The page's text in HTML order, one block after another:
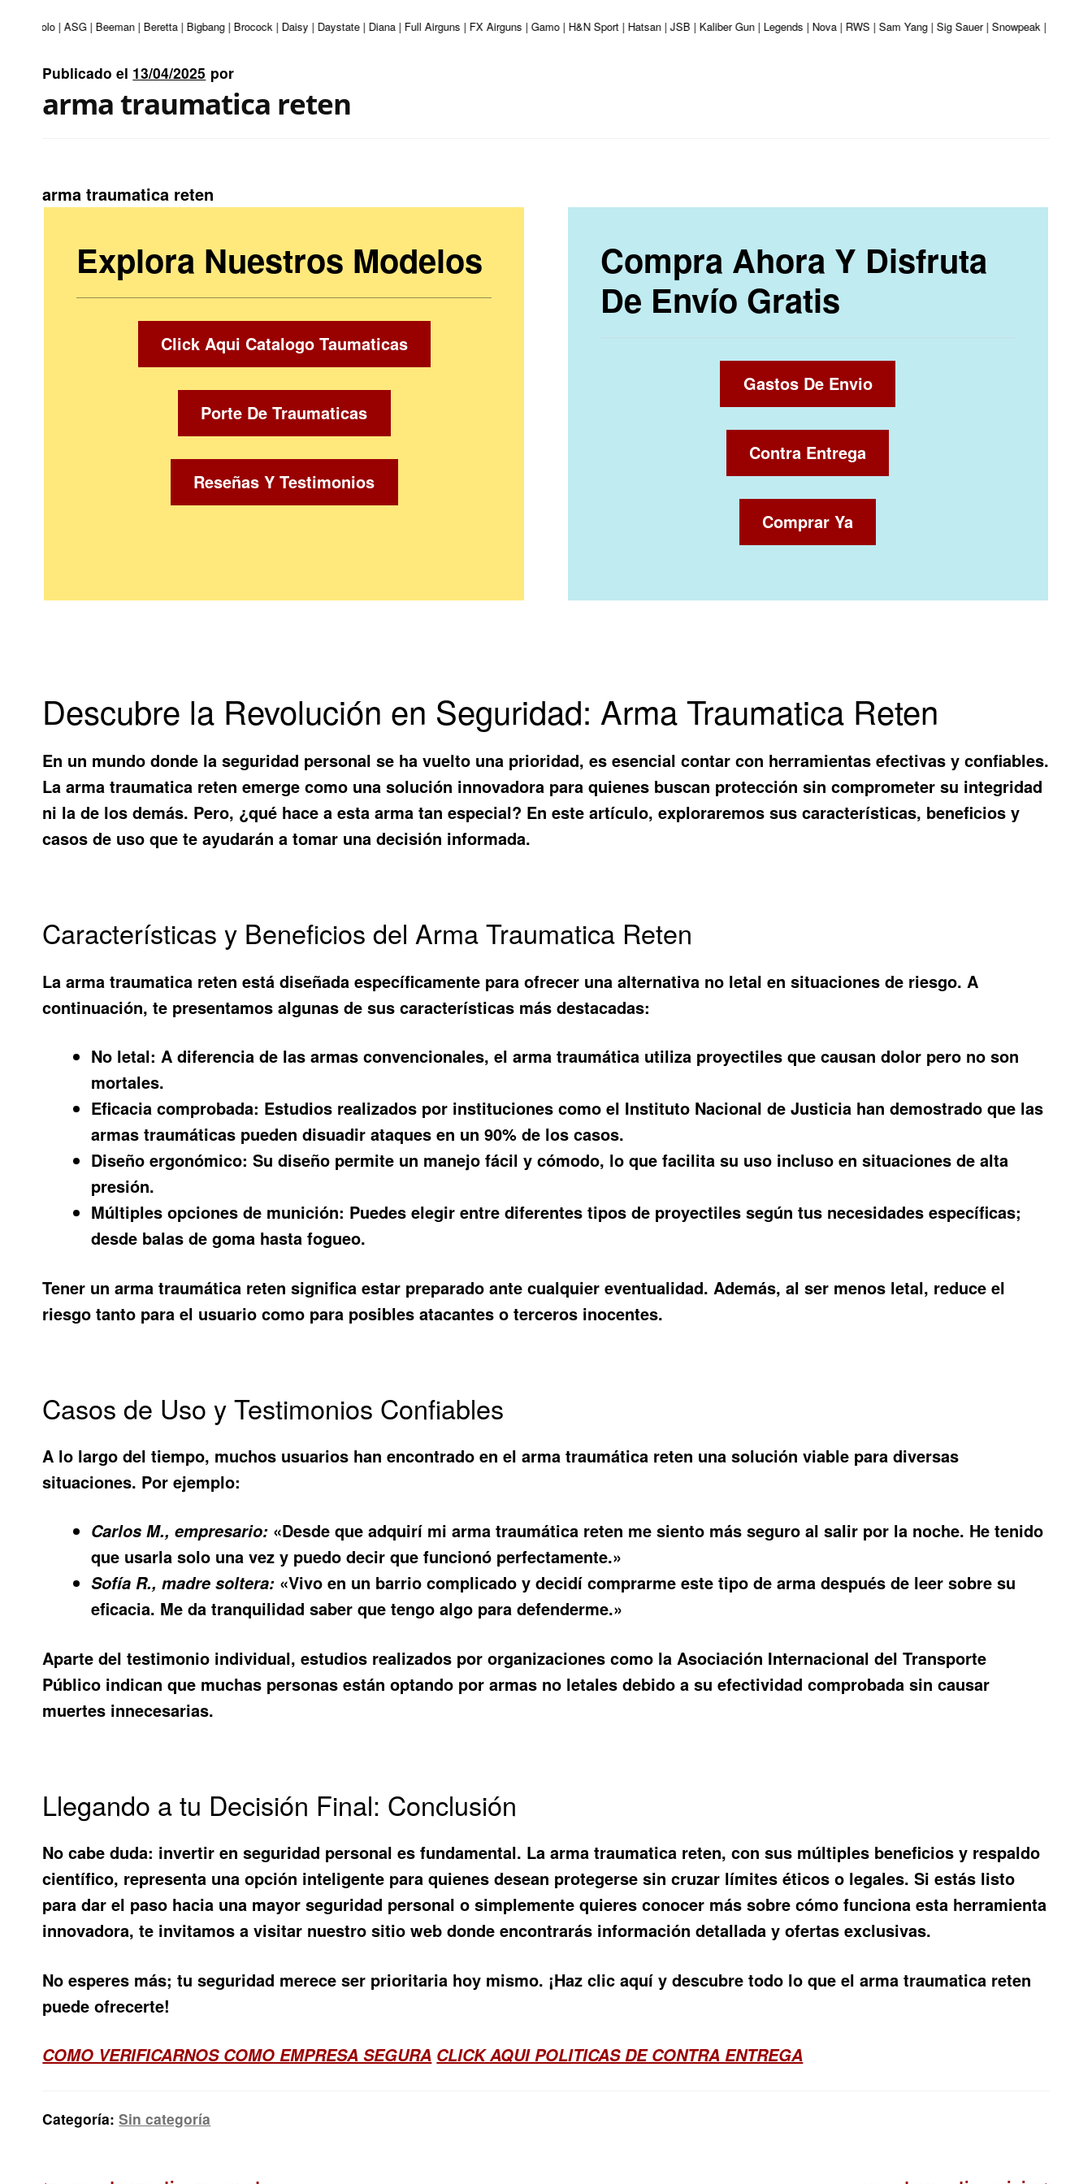
Apolo | ASG | Beeman | Beretta | Bigbang | Brocock | Daisy | Daystate | Diana | Full Airguns | FX Airguns | Gamo | H&N Sport | Hatsan | JSB | Kaliber Gun | Legends | Nova | RWS | Sam Yang | Sig Sauer | Snowpeak | Umarex |
Publicado el 13/04/2025 por
arma traumatica reten
arma traumatica reten
Explora Nuestros Modelos
Click Aqui Catalogo Taumaticas
Porte De Traumaticas
Reseñas Y Testimonios
Compra Ahora Y Disfruta
De Envío Gratis
Gastos De Envio
Contra Entrega
Comprar Ya
Descubre la Revolución en Seguridad: Arma Traumatica Reten
En un mundo donde la seguridad personal se ha vuelto una prioridad, es esencial contar con herramientas efectivas y confiables.
Laarma traumatica reten emerge como una solución innovadora para quienes buscan protección sin comprometer su integridad
ni la de los demás. Pero, ¿qué hace a esta arma tan especial? En este artículo, exploraremos sus características, beneficios y
casos de uso que te ayudarán a tomar una decisión informada.
Características y Beneficios del Arma Traumatica Reten
Laarma traumatica reten está diseñada específicamente para ofrecer una alternativa no letal en situaciones de riesgo. A
continuación, te presentamos algunas de sus características más destacadas:
No letal: A diferencia de las armas convencionales, el arma traumática utiliza proyectiles que causan dolor pero no son
mortales.
Eficacia comprobada: Estudios realizados por instituciones como el Instituto Nacional de Justicia han demostrado que las
armas traumáticas pueden disuadir ataques en un 90% de los casos.
Diseño ergonómico: Su diseño permite un manejo fácil y cómodo, lo que facilita su uso incluso en situaciones de alta
presión.
Múltiples opciones de munición: Puedes elegir entre diferentes tipos de proyectiles según tus necesidades específicas;
desde balas de goma hasta fogueo.
Tener un arma traumática reten significa estar preparado ante cualquier eventualidad. Además, al ser menos letal, reduce el
riesgo tanto para el usuario como para posibles atacantes o terceros inocentes.
Casos de Uso y Testimonios Confiables
A lo largo del tiempo, muchos usuarios han encontrado en el arma traumática reten una solución viable para diversas
situaciones. Por ejemplo:
Carlos M., empresario: «Desde que adquirí mi arma traumática reten me siento más seguro al salir por la noche. He tenido
que usarla solo una vez y puedo decir que funcionó perfectamente.»
Sofía R., madre soltera: «Vivo en un barrio complicado y decidí comprarme este tipo de arma después de leer sobre su
eficacia. Me da tranquilidad saber que tengo algo para defenderme.»
Aparte del testimonio individual, estudios realizados por organizaciones como la Asociación Internacional del Transporte
Público indican que muchas personas están optando por armas no letales debido a su efectividad comprobada sin causar
muertes innecesarias.
Llegando a tu Decisión Final: Conclusión
No cabe duda: invertir en seguridad personal es fundamental. Laarma traumatica reten, con sus múltiples beneficios y respaldo
científico, representa una opción inteligente para quienes desean protegerse sin cruzar límites éticos o legales. Si estás listo
para dar el paso hacia una mayor seguridad personal o simplemente quieres conocer más sobre cómo funciona esta herramienta
innovadora, te invitamos a visitar nuestro sitio web donde encontrarás información detallada y ofertas exclusivas.
No esperes más; tu seguridad merece ser prioritaria hoy mismo. ¡Haz clic aquí y descubre todo lo que el arma traumatica reten
puede ofrecerte!
COMO VERIFICARNOS COMO EMPRESA SEGURA CLICK AQUI POLITICAS DE CONTRA ENTREGA
Categoría:Sin categoría